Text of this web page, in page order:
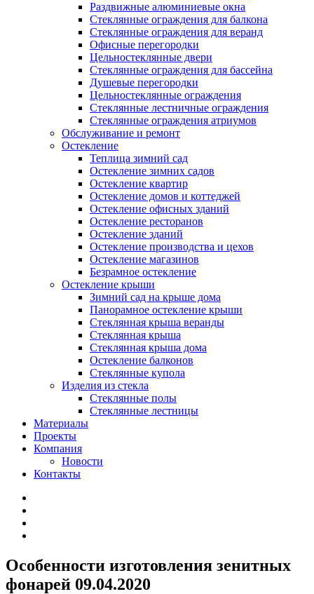
Раздвижные алюминиевые окна
Стеклянные ограждения для балкона
Стеклянные ограждения для веранд
Офисные перегородки
Цельностеклянные двери
Стеклянные ограждения для бассейна
Душевые перегородки
Цельностеклянные ограждения
Стеклянные лестничные ограждения
Стеклянные ограждения атриумов
Обслуживание и ремонт
Остекление
Теплица зимний сад
Остекление зимних садов
Остекление квартир
Остекление домов и коттеджей
Остекление офисных зданий
Остекление ресторанов
Остекление зданий
Остекление производства и цехов
Остекление магазинов
Безрамное остекление
Остекление крыши
Зимний сад на крыше дома
Панорамное остекление крыши
Стеклянная крыша веранды
Стеклянная крыша
Стеклянная крыша дома
Остекление балконов
Стеклянные купола
Изделия из стекла
Стеклянные полы
Стеклянные лестницы
Материалы
Проекты
Компания
Новости
Контакты
Особенности изготовления зенитных
фонарей 09.04.2020